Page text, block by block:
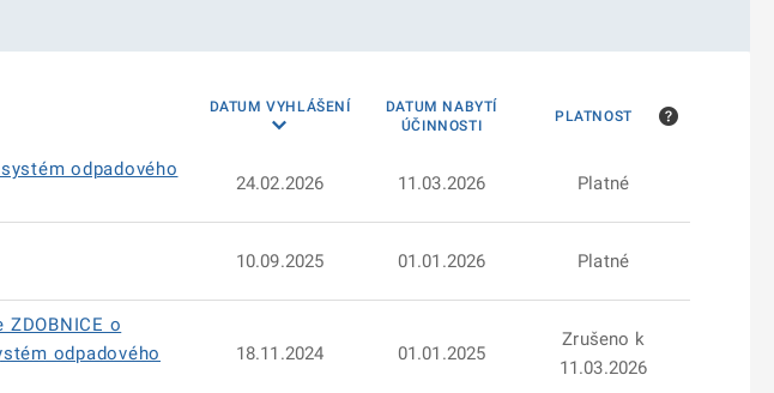
DATUM VYHLÁŠENÍ
DATUM NABYTÍ
ÚČINNOSTI
PLATNOST
odpadového
24.02.2026 11.03.2026 Platné
10.09.2025 01.01.2026 Platné
o
odpadového
18.11.2024 01.01.2025
Zrušeno k
11.03.2026